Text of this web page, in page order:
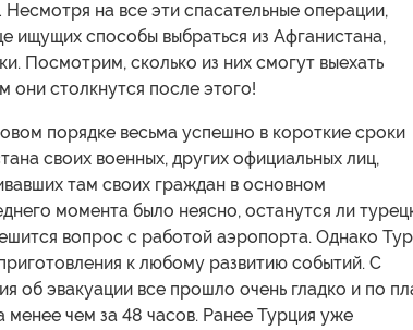
на все эти спасательные операции,
ищущих способы выбраться из Афганистана,
Посмотрим, сколько из них смогут выехать
они столкнутся после этого!
порядке весьма успешно в короткие сроки
своих военных, других официальных лиц,
там своих граждан в основном
момента было неясно, останутся ли
вопрос с работой аэропорта. Однако
к любому развитию событий. С
об эвакуации все прошло очень гладко и по
менее чем за 48 часов. Ранее Турция уже